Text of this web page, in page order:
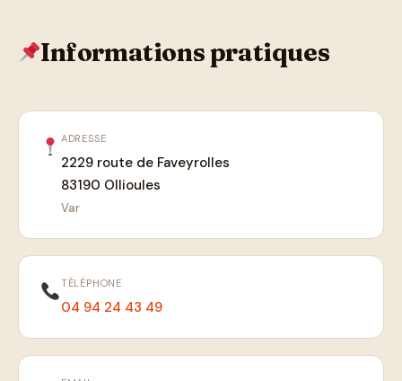
Informations pratiques
ADRESSE
2229 route de Faveyrolles
83190 Ollioules
Var
TÉLÉPHONE
04 94 24 43 49